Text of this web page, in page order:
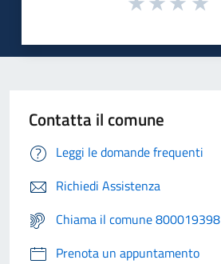
Contatta il comune
Leggi le domande frequenti
Richiedi Assistenza
Chiama il comune 800019398
Prenota un appuntamento